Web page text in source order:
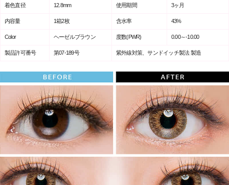
着色直径 12.8mm 使用期間 3ヶ月
内容量 1箱2枚 含水率 43%
Color ヘーゼルブラウン 度数(PWR) 0.00～-10.00
製品許可番号 第07-189号 紫外線対策、サンドイッチ製法 製造